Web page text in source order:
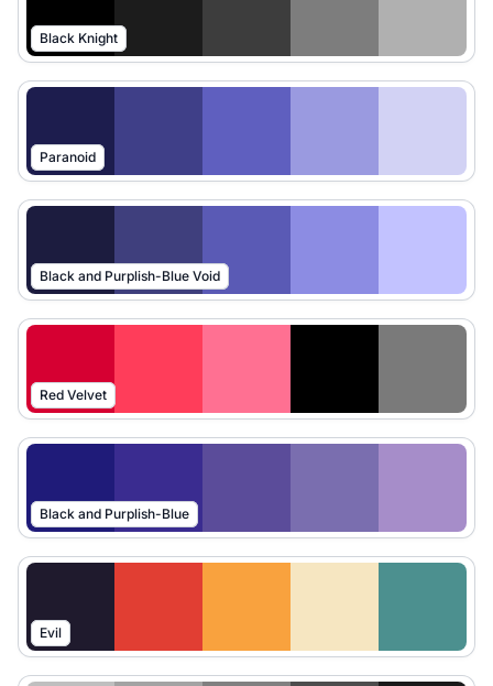
Black Knight
Paranoid
Black and Purplish-Blue Void
Red Velvet
Black and Purplish-Blue
Evil